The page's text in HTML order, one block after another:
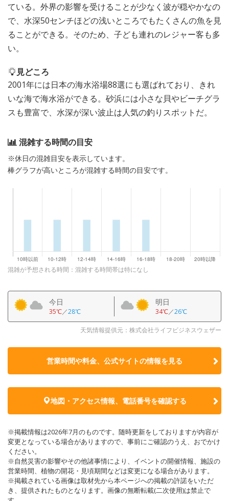
ている。外界の影響を受けることが少なく波が穏やかなの
で、水深50センチほどの浅いところでもたくさんの魚を見
ることができる。そのため、子ども連れのレジャー客も多
い。
見どころ
2001年には日本の海水浴場88選にも選ばれており、きれ
いな海で海水浴ができる。砂浜には小さな貝やビーチグラ
スも豊富で、水深が深い波止は人気の釣りスポットだ。
混雑する時間の目安
※休日の混雑目安を表示しています。
棒グラフが高いところが混雑する時間の目安です。
混雑が予想される時間：混雑する時間帯は特になし
今日
35℃／28℃
明日
34℃／26℃
天気情報提供元：株式会社ライフビジネスウェザー
営業時間や料金、公式サイトの情報を見る
地図・アクセス情報、電話番号を確認する
※掲載情報は2026年7月のものです。随時更新をしておりますが内容が
変更となっている場合がありますので、事前にご確認のうえ、おでかけ
ください。
※自然災害の影響やその他諸事情により、イベントの開催情報、施設の
営業時間、植物の開花・見頃期間などは変更になる場合があります。
※掲載されている画像は取材先から本ページへの掲載の許諾をいただ
き、提供されたものとなります。画像の無断転載(二次使用)は禁止で